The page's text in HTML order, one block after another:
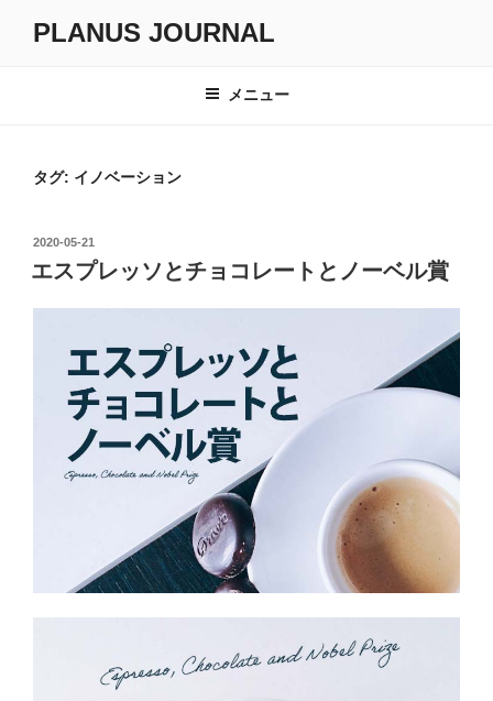
PLANUS JOURNAL
メニュー
タグ: イノベーション
投
日:
2020-05-21
エスプレッソとチョコレートとノーベル賞